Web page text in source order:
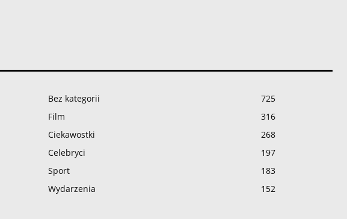
Bez kategorii
725
Film
316
Ciekawostki
268
Celebryci
197
Sport
183
Wydarzenia
152